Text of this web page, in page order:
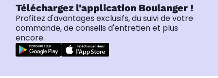
Téléchargez l'application Boulanger !
Profitez d'avantages exclusifs, du suivi de votre
commande, de conseils d'entretien et plus
encore.